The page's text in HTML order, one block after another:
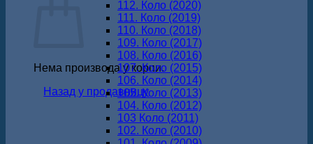
Нема производа у корпи.
Назад у продавницу
112. Коло (2020)
111. Коло (2019)
110. Коло (2018)
109. Коло (2017)
108. Коло (2016)
107. Коло (2015)
106. Коло (2014)
105. Коло (2013)
104. Коло (2012)
103 Коло (2011)
102. Коло (2010)